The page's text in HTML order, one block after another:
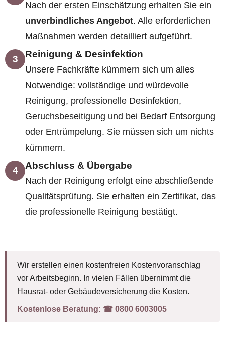
Nach der ersten Einschätzung erhalten Sie ein
unverbindliches Angebot. Alle erforderlichen
Maßnahmen werden detailliert aufgeführt.
3 Reinigung & Desinfektion
Unsere Fachkräfte kümmern sich um alles
Notwendige: vollständige und würdevolle
Reinigung, professionelle Desinfektion,
Geruchsbeseitigung und bei Bedarf Entsorgung
oder Entrümpelung. Sie müssen sich um nichts
kümmern.
4 Abschluss & Übergabe
Nach der Reinigung erfolgt eine abschließende
Qualitätsprüfung. Sie erhalten ein Zertifikat, das
die professionelle Reinigung bestätigt.
Wir erstellen einen kostenfreien Kostenvoranschlag
vor Arbeitsbeginn. In vielen Fällen übernimmt die
Hausrat- oder Gebäudeversicherung die Kosten.
Kostenlose Beratung: ☎︎ 0800 6003005